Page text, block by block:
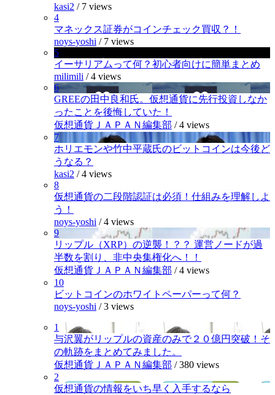
kasi2 / 7 views
4
マネックス証券がコインチェック買収？！
noys-yoshi / 7 views
5
イーサリアムって何？初心者向けに簡単まとめ
milimili /4 views
6
GREEの田中良和氏。仮想通貨に先行投資しなか
ったことを後悔していた！
仮想通貨ＪＡＰＡＮ編集部 /4 views
7
ホリエモンや竹中平蔵氏のビットコインは今後ど
うなる？
kasi2 /4 views
8
仮想通貨の二段階認証は必須！仕組みを理解しよ
う！
noys-yoshi /4 views
9
リップル（XRP）の逆襲！？？ 運営ノードが過
半数を割り、非中央集権化へ！！
仮想通貨ＪＡＰＡＮ編集部 /4 views
10
ビットコインのホワイトペーパーって何？
noys-yoshi /3 views
1
与沢翼がリップルの資産のみで２０億円突破！そ
の軌跡をまとめてみました。
仮想通貨ＪＡＰＡＮ編集部 /380 views
2
仮想通貨の情報をいち早く入手するなら